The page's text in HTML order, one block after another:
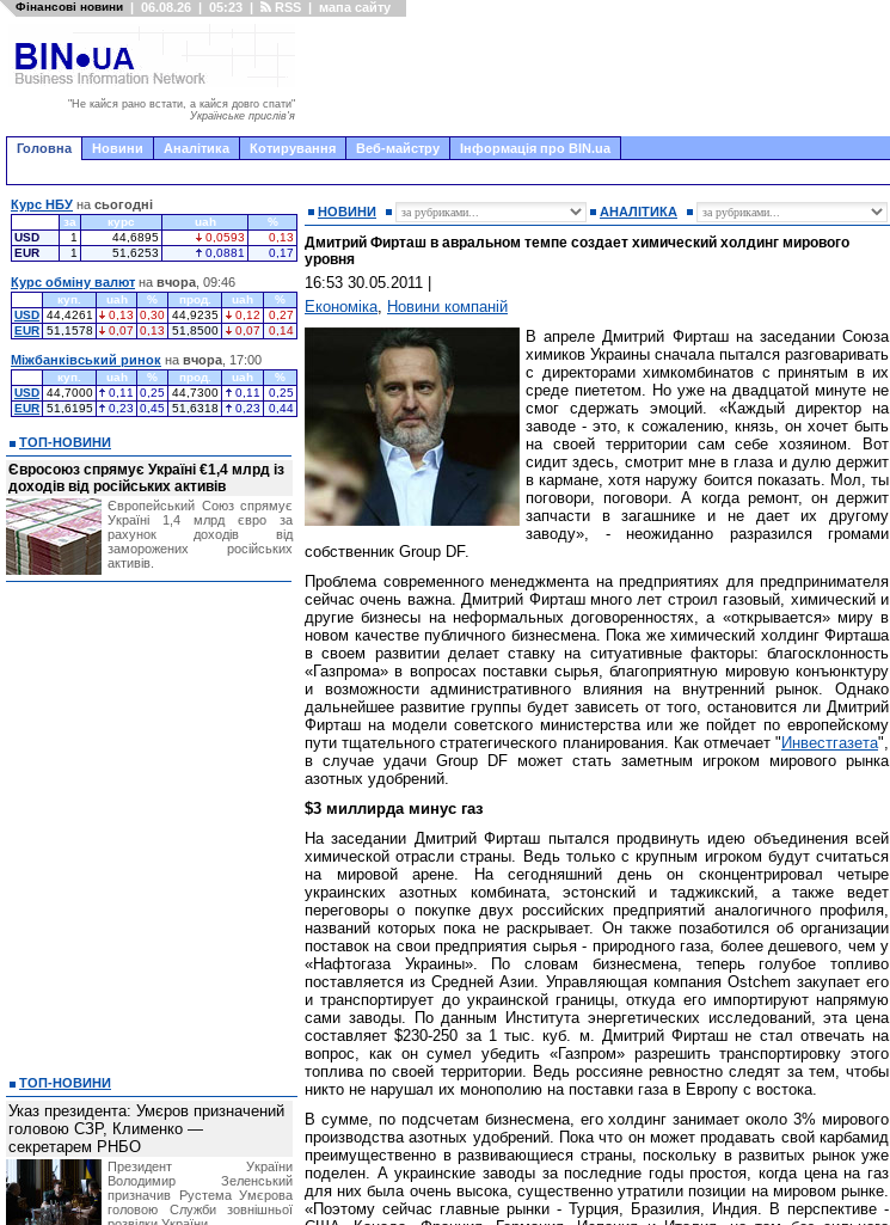
Фінансові новини | 06.08.26 | 05:23 | RSS | мапа сайту
"Не кайся рано встати, а кайся довго спати"
Українське прислів'я
Головна Новини Аналітика Котирування Веб-майстру Інформація про BIN.ua
НОВИНИ АНАЛІТИКА
Дмитрий Фирташ в авральном темпе создает химический холдинг мирового
уровня
16:53 30.05.2011
Економіка, Новини компаній
В апреле Дмитрий Фирташ на заседании Союза
химиков Украины сначала пытался разговаривать
с директорами химкомбинатов с принятым в их
среде пиететом. Но уже на двадцатой минуте не
смог сдержать эмоций. «Каждый директор на
заводе - это, к сожалению, князь, он хочет быть
на своей территории сам себе хозяином. Вот
сидит здесь, смотрит мне в глаза и дулю держит
в кармане, хотя наружу боится показать. Мол, ты
поговори, поговори. А когда ремонт, он держит
запчасти в загашнике и не дает их другому
заводу», - неожиданно разразился громами
собственник Group DF.
Проблема современного менеджмента на предприятиях для предпринимателя
сейчас очень важна. Дмитрий Фирташ много лет строил газовый, химический и
другие бизнесы на неформальных договоренностях, а «открывается» миру в
новом качестве публичного бизнесмена. Пока же химический холдинг Фирташа
в своем развитии делает ставку на ситуативные факторы: благосклонность
«Газпрома» в вопросах поставки сырья, благоприятную мировую конъюнктуру
и возможности административного влияния на внутренний рынок. Однако
дальнейшее развитие группы будет зависеть от того, остановится ли Дмитрий
Фирташ на модели советского министерства или же пойдет по европейскому
пути тщательного стратегического планирования. Как отмечает " Инвестгазета",
в случае удачи Group DF может стать заметным игроком мирового рынка
азотных удобрений.
$3 миллирда минус газ
На заседании Дмитрий Фирташ пытался продвинуть идею объединения всей
химической отрасли страны. Ведь только с крупным игроком будут считаться
на мировой арене. На сегодняшний день он сконцентрировал четыре
украинских азотных комбината, эстонский и таджикский, а также ведет
переговоры о покупке двух российских предприятий аналогичного профиля,
названий которых пока не раскрывает. Он также позаботился об организации
поставок на свои предприятия сырья - природного газа, более дешевого, чем у
«Нафтогаза Украины». По словам бизнесмена, теперь голубое топливо
поставляется из Средней Азии. Управляющая компания Ostchem закупает его
и транспортирует до украинской границы, откуда его импортируют напрямую
сами заводы. По данным Института энергетических исследований, эта цена
составляет $230-250 за 1 тыс. куб. м. Дмитрий Фирташ не стал отвечать на
вопрос, как он сумел убедить «Газпром» разрешить транспортировку этого
топлива по своей территории. Ведь россияне ревностно следят за тем, чтобы
никто не нарушал их монополию на поставки газа в Европу с востока.
В сумме, по подсчетам бизнесмена, его холдинг занимает около 3% мирового
производства азотных удобрений. Пока что он может продавать свой карбамид
преимущественно в развивающиеся страны, поскольку в развитых рынок уже
поделен. А украинские заводы за последние годы простоя, когда цена на газ
для них была очень высока, существенно утратили позиции на мировом рынке.
«Поэтому сейчас главные рынки - Турция, Бразилия, Индия. В перспективе -
Курс НБУ на сьогодні
за курс uah
%
USD
1 44,6895 0,0593
0,13
EUR
1 51,6253 0,0881 0,17
Курс обміну валют на вчора , 09:46
куп. uah % прод. uah
%
USD 44,4261 0,13 0,30 44,9235 0,12
0,27
EUR 51,1578 0,07 0,13 51,8500 0,07 0,14
Міжбанківський ринок на вчора , 17:00
куп. uah % прод. uah
%
USD 44,7000 0,11 0,25 44,7300 0,11
0,25
EUR 51,6195 0,23 0,45 51,6318 0,23 0,44
ТОП-НОВИНИ
Євросоюз спрямує Україні €1,4 млрд із
доходів від російських активів
Європейський Союз спрямує
Україні 1,4 млрд євро за
рахунок доходів від
заморожених російських
активів.
ТОП-НОВИНИ
Указ президента: Умєров призначений
головою СЗР, Клименко —
секретарем РНБО
Президент України
Володимир Зеленський
призначив Pустема Умєрова
головою Служби зовнішньої